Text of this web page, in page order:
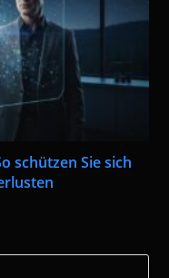
schützen Sie sich